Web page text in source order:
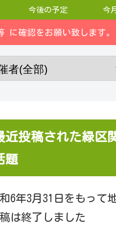
今後の予定 今
に確認をお願い致します。
近投稿された緑区
題
6年3月31日をもって
は終了しました